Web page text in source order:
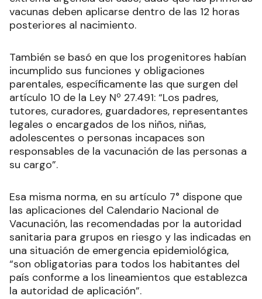
vacunas deben aplicarse dentro de las 12 horas
posteriores al nacimiento.
También se basó en que los progenitores habían
incumplido sus funciones y obligaciones
parentales, específicamente las que surgen del
artículo 10 de la Ley Nº 27.491: “Los padres,
tutores, curadores, guardadores, representantes
legales o encargados de los niños, niñas,
adolescentes o personas incapaces son
responsables de la vacunación de las personas a
su cargo”.
Esa misma norma, en su artículo 7° dispone que
las aplicaciones del Calendario Nacional de
Vacunación, las recomendadas por la autoridad
sanitaria para grupos en riesgo y las indicadas en
una situación de emergencia epidemiológica,
“son obligatorias para todos los habitantes del
país conforme a los lineamientos que establezca
la autoridad de aplicación”.